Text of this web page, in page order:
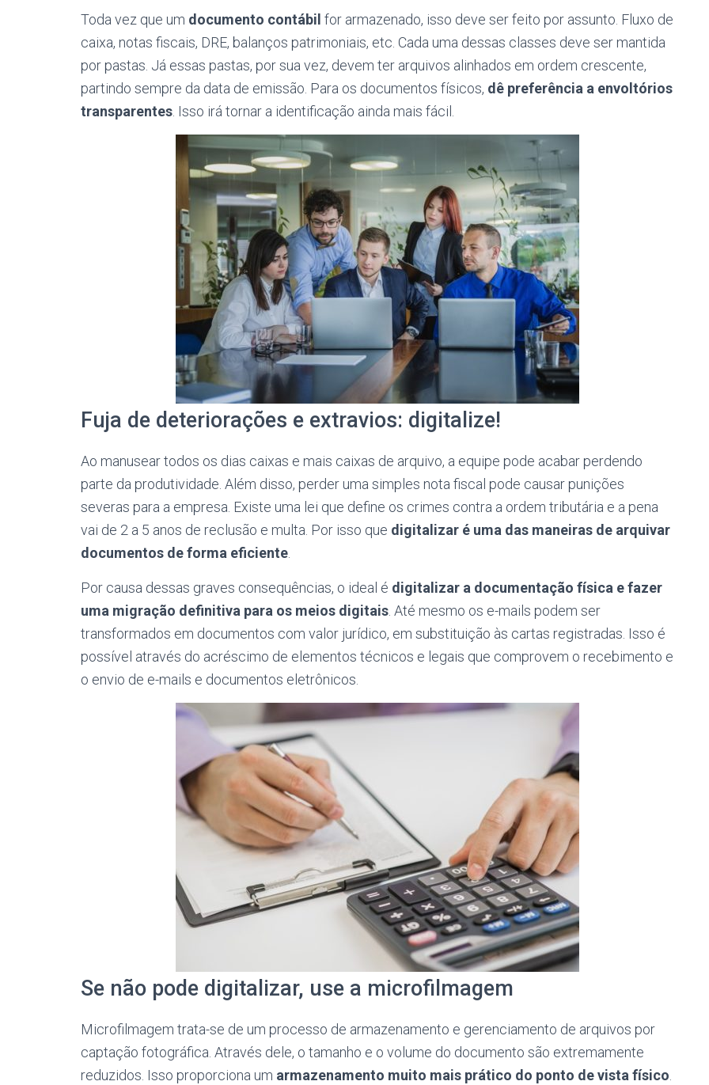
Toda vez que um documento contábil for armazenado, isso deve ser feito por assunto. Fluxo de
caixa, notas fiscais, DRE, balanços patrimoniais, etc. Cada uma dessas classes deve ser mantida
por pastas. Já essas pastas, por sua vez, devem ter arquivos alinhados em ordem crescente,
partindo sempre da data de emissão. Para os documentos físicos, dê preferência a envoltórios
transparentes . Isso irá tornar a identificação ainda mais fácil.
Fuja de deteriorações e extravios: digitalize!
Ao manusear todos os dias caixas e mais caixas de arquivo, a equipe pode acabar perdendo
parte da produtividade. Além disso, perder uma simples nota fiscal pode causar punições
severas para a empresa. Existe uma lei que define os crimes contra a ordem tributária e a pena
vai de 2 a 5 anos de reclusão e multa. Por isso que digitalizar é uma das maneiras de arquivar
documentos de forma eficiente
Por causa dessas graves consequências, o ideal é digitalizar a documentação física e fazer
uma migração definitiva para os meios digitais . Até mesmo os e-mails podem ser
transformados em documentos com valor jurídico, em substituição às cartas registradas. Isso é
possível através do acréscimo de elementos técnicos e legais que comprovem o recebimento e
o envio de e-mails e documentos eletrônicos.
Se não pode digitalizar, use a microfilmagem
Microfilmagem trata-se de um processo de armazenamento e gerenciamento de arquivos por
captação fotográfica. Através dele, o tamanho e o volume do documento são extremamente
reduzidos. Isso proporciona um armazenamento muito mais prático do ponto de vista físico